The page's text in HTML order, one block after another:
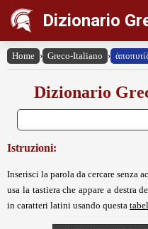
Dizionario
Home › Greco-Italiano ›
Dizionario
Istruzioni:
Inserisci la parola da cercare senza
usa la tastiera che appare a destra
in caratteri latini usando questa